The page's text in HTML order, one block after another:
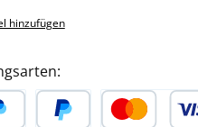
hinzufügen